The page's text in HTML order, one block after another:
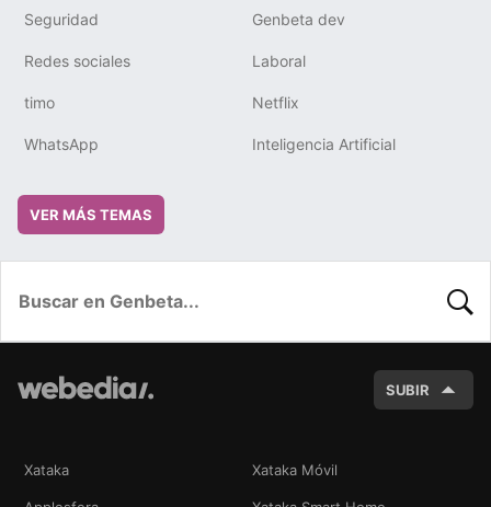
Seguridad Genbeta dev
Redes sociales Laboral
timo Netflix
WhatsApp Inteligencia Artificial
VER MÁS TEMAS
SUBIR
Xataka Xataka Móvil